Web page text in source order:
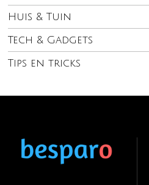
Huis & Tuin
Tech & Gadgets
Tips en tricks